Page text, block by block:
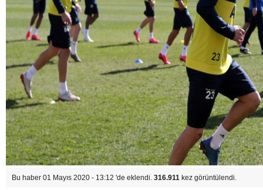
Bu haber 01 Mayıs 2020 - 13:12 'de eklendi. 316.911 kez görüntülendi.